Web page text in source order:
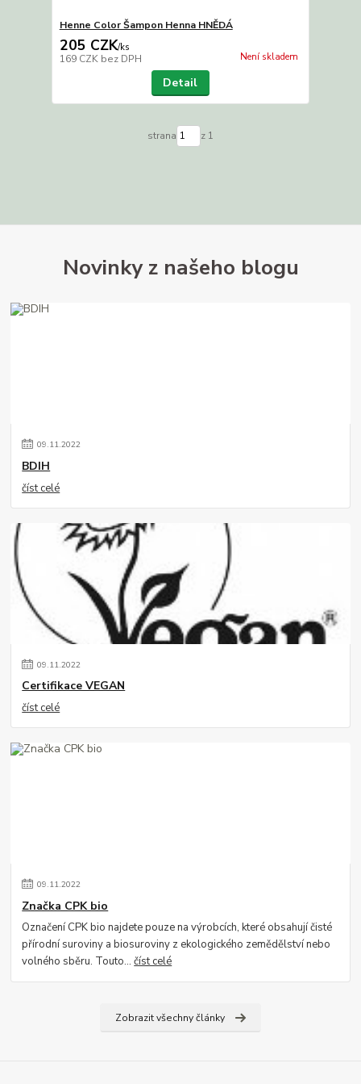
Henne Color Šampon Henna HNĚDÁ
205 CZK/ks
169 CZK bez DPH Není skladem
Detail
strana z 1
Novinky z našeho blogu
09.11.2022
BDIH
číst celé
09.11.2022
Certifikace VEGAN
číst celé
09.11.2022
Značka CPK bio
Označení CPK bio najdete pouze na výrobcích, které obsahují čisté
přírodní suroviny a biosuroviny z ekologického zemědělství nebo
volného sběru. Touto...číst celé
Zobrazit všechny články